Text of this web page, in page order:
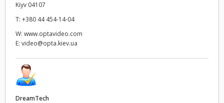
United Kingdom
United States
Kiyv 04107
T: +380 44 454-14-04
W: www.optavideo.com
E: video@opta.kiev.ua
DreamTech